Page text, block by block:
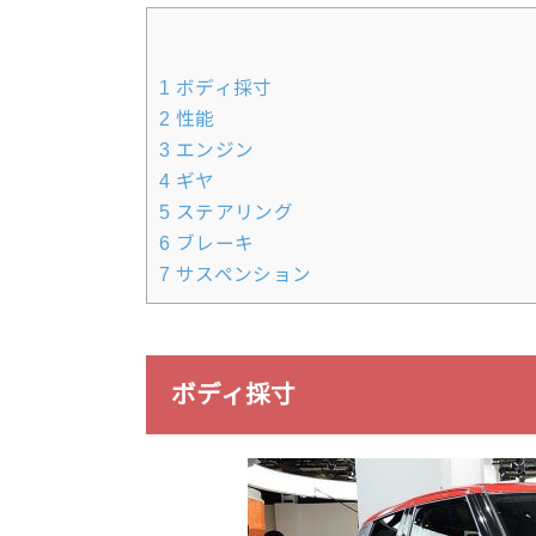
1 ボディ採寸
2 性能
3 エンジン
4 ギヤ
5 ステアリング
6 ブレーキ
7 サスペンション
ボディ採寸